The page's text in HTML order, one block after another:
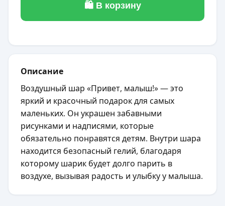
🛍 В корзину
Описание
Воздушный шар «Привет, малыш!» — это
яркий и красочный подарок для самых
маленьких. Он украшен забавными
рисунками и надписями, которые
обязательно понравятся детям. Внутри шара
находится безопасный гелий, благодаря
которому шарик будет долго парить в
воздухе, вызывая радость и улыбку у малыша.